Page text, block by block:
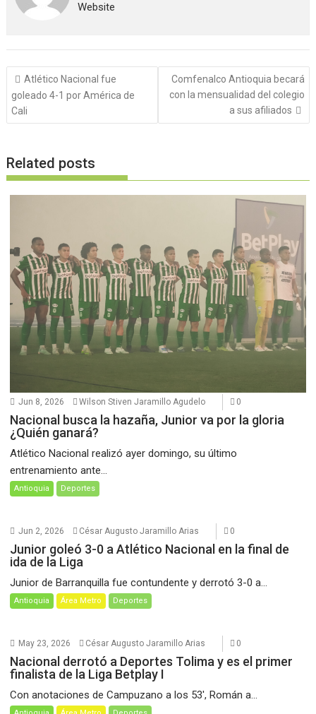
Website
Navegación
de
entradas
Atlético Nacional fue
goleado 4-1 por América de
Cali
Comfenalco Antioquia becará
con la mensualidad del colegio
a sus afiliados
Related posts
Jun 8, 2026 Wilson Stiven Jaramillo Agudelo 0
Nacional busca la hazaña, Junior va por la gloria
¿Quién ganará?
Atlético Nacional realizó ayer domingo, su último
entrenamiento ante...
Antioquia Deportes
Jun 2, 2026 César Augusto Jaramillo Arias 0
Junior goleó 3-0 a Atlético Nacional en la final de
ida de la Liga
Junior de Barranquilla fue contundente y derrotó 3-0 a...
Antioquia Área Metro Deportes
May 23, 2026 César Augusto Jaramillo Arias 0
Nacional derrotó a Deportes Tolima y es el primer
finalista de la Liga Betplay I
Con anotaciones de Campuzano a los 53′, Román a...